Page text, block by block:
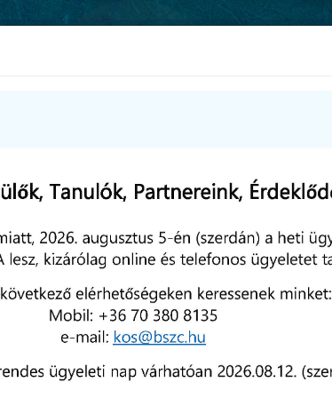
A KÓSBAN
érdeklődőket. Lesz zene, kézműveskedés,
Megmutathatod a legcsúnyább karácsonyi
forró finomsággal.
órákon az állomásokért felelős oktatókkal